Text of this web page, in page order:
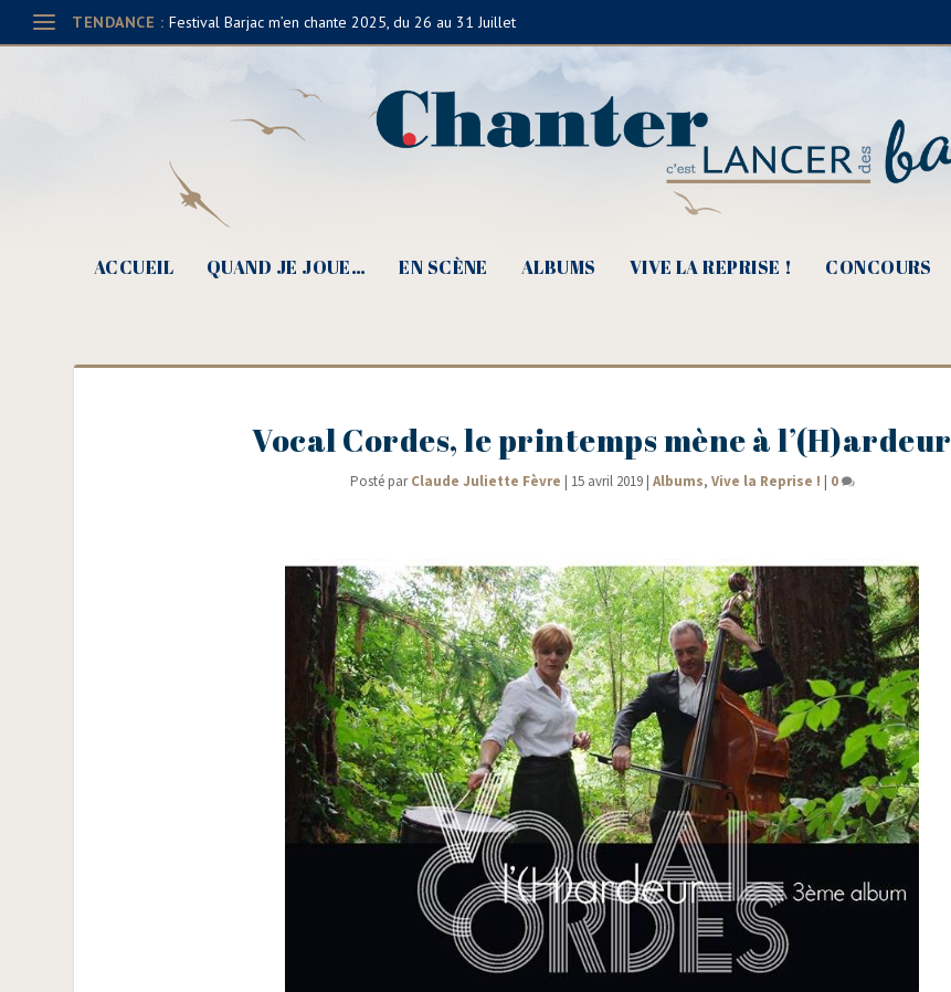
TENDANCE : Festival Barjac m’en chante 2025, du 26 au 31 Juillet
ACCUEIL QUAND JE JOUE… EN SCÈNE ALBUMS VIVE LA REPRISE ! CONCOURS
Vocal Cordes, le printemps mène à l’(H)ardeur
Posté parClaude Juliette Fèvre | 15 avril 2019| Albums, Vive la Reprise ! | 0